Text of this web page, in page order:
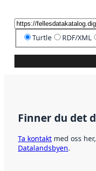
Turtle RDF/XML
Finner du det
Ta kontakt med oss
Datalandsbyen.